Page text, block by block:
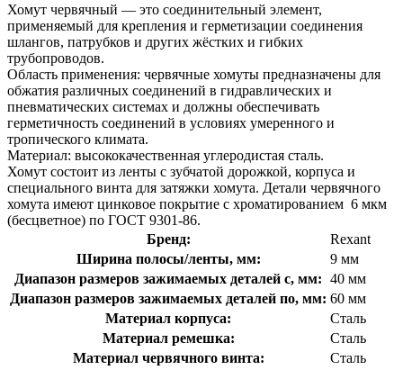
Хомут червячный — это соединительный элемент,
применяемый для крепления и герметизации соединения
шлангов, патрубков и других жёстких и гибких
трубопроводов.
Область применения: червячные хомуты предназначены для
обжатия различных соединений в гидравлических и
пневматических системах и должны обеспечивать
герметичность соединений в условиях умеренного и
тропического климата.
Материал: высококачественная углеродистая сталь.
Хомут состоит из ленты с зубчатой дорожкой, корпуса и
специального винта для затяжки хомута. Детали червячного
хомута имеют цинковое покрытие с хроматированием 6 мкм
(бесцветное) по ГОСТ 9301-86.
Бренд:
Rexant
Ширина полосы/ленты, мм:
9 мм
Диапазон размеров зажимаемых деталей с, мм: 40 мм
Диапазон размеров зажимаемых деталей по, мм: 60 мм
Материал корпуса:
Сталь
Материал ремешка:
Сталь
Материал червячного винта:
Сталь